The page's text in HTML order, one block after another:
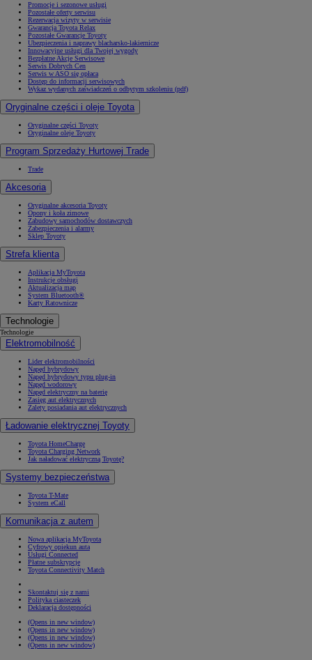
Promocje i sezonowe usługi
Pozostałe oferty serwisu
Rezerwacja wizyty w serwisie
Gwarancja Toyota Relax
Pozostałe Gwarancje Toyoty
Ubezpieczenia i naprawy blacharsko-lakiernicze
Innowacyjne usługi dla Twojej wygody
Bezpłatne Akcje Serwisowe
Serwis Dobrych Cen
Serwis w ASO się opłaca
Dostęp do informacji serwisowych
Wykaz wydanych zaświadczeń o odbytym szkoleniu (pdf)
Oryginalne części i oleje Toyota
Oryginalne części Toyoty
Oryginalne oleje Toyoty
Program Sprzedaży Hurtowej Trade
Trade
Akcesoria
Oryginalne akcesoria Toyoty
Opony i koła zimowe
Zabudowy samochodów dostawczych
Zabezpieczenia i alarmy
Sklep Toyoty
Strefa klienta
Aplikacja MyToyota
Instrukcje obsługi
Aktualizacja map
System Bluetooth®
Karty Ratownicze
Technologie
Technologie
Elektromobilność
Lider elektromobilności
Napęd hybrydowy
Napęd hybrydowy typu plug-in
Napęd wodorowy
Napęd elektryczny na baterię
Zasięg aut elektrycznych
Zalety posiadania aut elektrycznych
Ładowanie elektrycznej Toyoty
Toyota HomeCharge
Toyota Charging Network
Jak naładować elektryczną Toyotę?
Systemy bezpieczeństwa
Toyota T-Mate
System eCall
Komunikacja z autem
Nowa aplikacja MyToyota
Cyfrowy opiekun auta
Usługi Connected
Płatne subskrypcje
Toyota Connectivity Match
Skontaktuj się z nami
Polityka ciasteczek
Deklaracja dostępności
(Opens in new window)
(Opens in new window)
(Opens in new window)
(Opens in new window)